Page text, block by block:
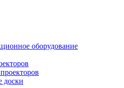
оборудование
доски